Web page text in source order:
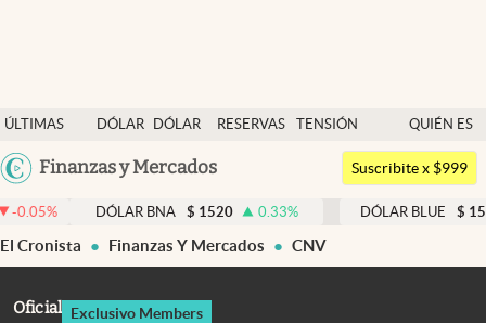
ÚLTIMAS
NOTICIAS
DÓLAR
DÓLAR
RESERVAS
TENSIÓN
GEOPOLÍTICA
QUIÉN ES
QUIÉN
Argentina
Finanzas y Mercados
Dólar
Members
Economía y Política
Finanzas y Mercados
Suscribite x $999
DÓLAR BNA $ 1520 0.33% DÓLAR BLUE $ 1540 -
El Cronista Finanzas Y Mercados CNV
Oficial Exclusivo Members